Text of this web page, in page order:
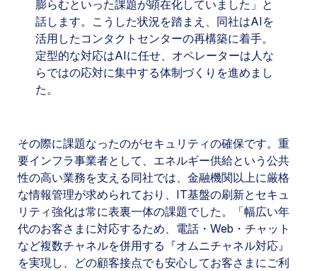
膨らむといった課題が顕在化していました」と
話します。こうした状況を踏まえ、同社はAIを
活用したコンタクトセンターの再構築に着手。
定型的な対応はAIに任せ、オペレーターは人な
らではの応対に集中する体制づくりを進めまし
た。
その際に課題なったのがセキュリティの確保です。重
要インフラ事業者として、エネルギー供給という公共
性の高い業務を支える同社では、金融機関以上に厳格
な情報管理が求められており、IT基盤の刷新とセキュ
リティ強化は常に表裏一体の課題でした。「幅広い年
代のお客さまに対応するため、電話・Web・チャット
など複数チャネルを併用する『オムニチャネル対応』
を実現し、どの顧客接点でも安心してお客さまにご利